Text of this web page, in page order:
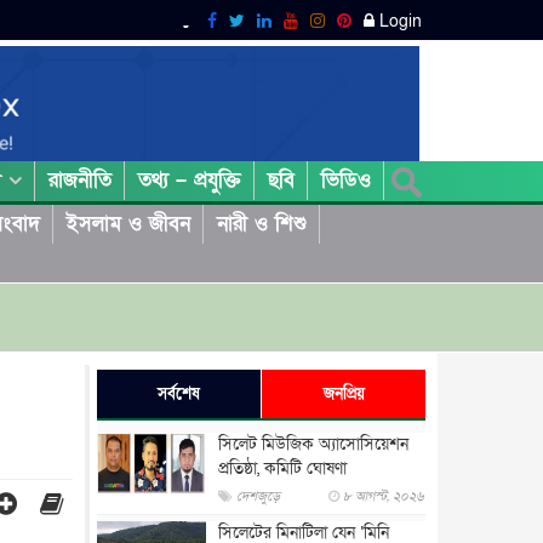
Login
রাজনীতি তথ্য – প্রযুক্তি ছবি
ভিডিও
ইসলাম ও জীবন
নারী ও শিশু
সর্বশেষ জনপ্রিয়
সিলেট মিউজিক অ্যাসোসিয়েশন
প্রতিষ্ঠা, কমিটি ঘোষণা
দেশজুড়ে ৮ আগস্ট, ২০২৬
সিলেটের মিনাটিলা যেন ‘মিনি